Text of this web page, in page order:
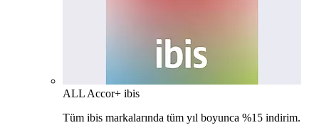
ALL Accor+ ibis
Tüm ibis markalarında tüm yıl boyunca %15 indirim.